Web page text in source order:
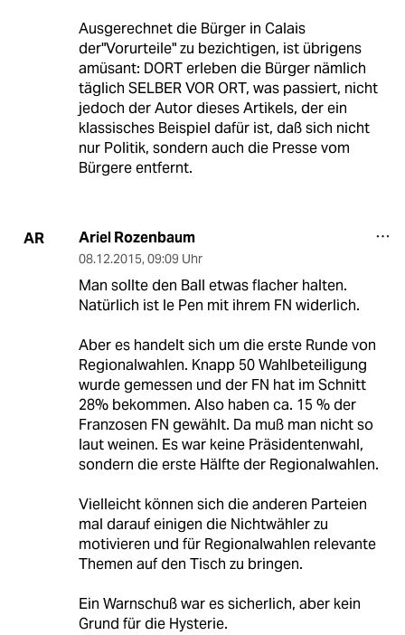
Ausgerechnet die Bürger in Calais
der"Vorurteile" zu bezichtigen, ist übrigens
amüsant: DORT erleben die Bürger nämlich
täglich SELBER VOR ORT, was passiert, nicht
jedoch der Autor dieses Artikels, der ein
klassisches Beispiel dafür ist, daß sich nicht
nur Politik, sondern auch die Presse vom
Bürgere entfernt.
AR Ariel Rozenbaum
08.12.2015, 09:09 Uhr
Man sollte den Ball etwas flacher halten.
Natürlich ist le Pen mit ihrem FN widerlich.
Aber es handelt sich um die erste Runde von
Regionalwahlen. Knapp 50 Wahlbeteiligung
wurde gemessen und der FN hat im Schnitt
28% bekommen. Also haben ca. 15 % der
Franzosen FN gewählt. Da muß man nicht so
laut weinen. Es war keine Präsidentenwahl,
sondern die erste Hälfte der Regionalwahlen.
Vielleicht können sich die anderen Parteien
mal darauf einigen die Nichtwähler zu
motivieren und für Regionalwahlen relevante
Themen auf den Tisch zu bringen.
Ein Warnschuß war es sicherlich, aber kein
Grund für die Hysterie.